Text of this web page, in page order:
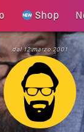
Shop
dal 12 marzo 2001
Cambia?
Il